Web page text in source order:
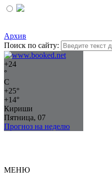
Архив
Поиск по сайту:
+24
°
C
+25°
+14°
Кириши
Пятница, 07
Прогноз на неделю
МЕНЮ